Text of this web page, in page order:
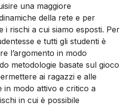
una maggiore
della rete e per
i rischi a cui siamo esposti. Per
e tutti gli studenti è
l’argomento in modo
metodologie basate sul gioco
ai ragazzi e alle
in modo attivo e critico a
in cui è possibile